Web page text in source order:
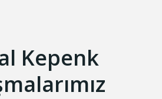
Kepenk